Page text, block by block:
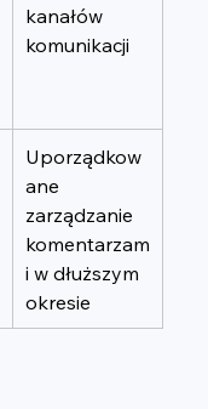
kanałów
komunikacji
Uporządkow
ane
zarządzanie
komentarzam
i w dłuższym
okresie